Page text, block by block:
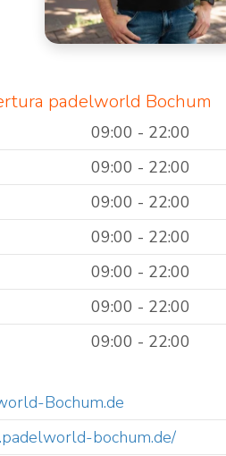
padelworld Bochum
09:00 - 22:00
09:00 - 22:00
09:00 - 22:00
09:00 - 22:00
09:00 - 22:00
09:00 - 22:00
09:00 - 22:00
Bochum.de
bochum.de/